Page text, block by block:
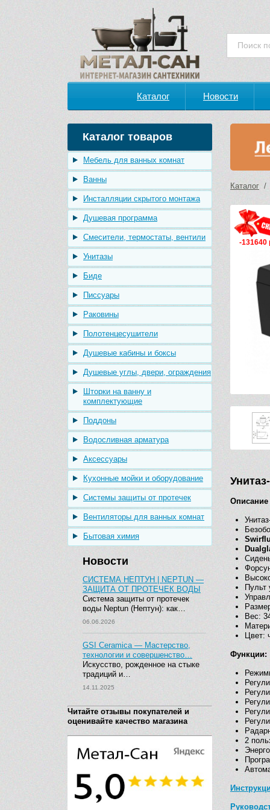
Каталог Новости
Каталог товаров
Мебель для ванных комнат
Ванны
Инсталляции скрытого монтажа
Душевая программа
Смесители, термостаты, вентили
Унитазы
Биде
Писсуары
Раковины
Полотенцесушители
Душевые кабины и боксы
Душевые углы, двери, ограждения
Шторки на ванну и
комплектующие
Поддоны
Водосливная арматура
Аксессуары
Кухонные мойки и оборудование
Системы защиты от протечек
Вентиляторы для ванных комнат
Бытовая химия
Новости
СИСТЕМА НЕПТУН | NEPTUN —
ЗАЩИТА ОТ ПРОТЕЧЕК ВОДЫ
Система защиты от протечек
воды Neptun (Нептун): как…
06.06.2026
GSI Ceramica — Мастерство,
технологии и совершенство…
Искусство, рожденное на стыке
традиций и…
14.11.2025
Читайте отзывы покупателей и
оценивайте качество магазина
Каталог /
-131640
Описание
Пульт
Вес:
Цвет:
Функции:
2